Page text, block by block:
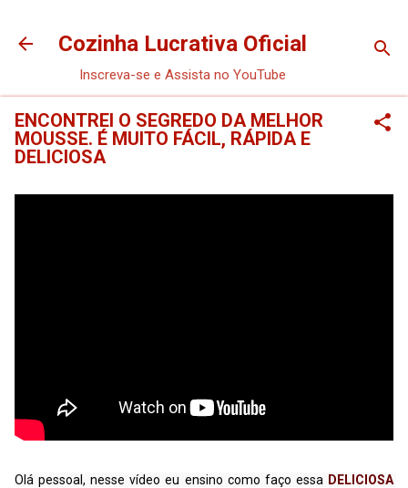
Cozinha Lucrativa Oficial
Inscreva-se e Assista no YouTube
ENCONTREI O SEGREDO DA MELHOR
MOUSSE. É MUITO FÁCIL, RÁPIDA E
DELICIOSA
Olá pessoal, nesse vídeo eu ensino como faço essa DELICIOSA